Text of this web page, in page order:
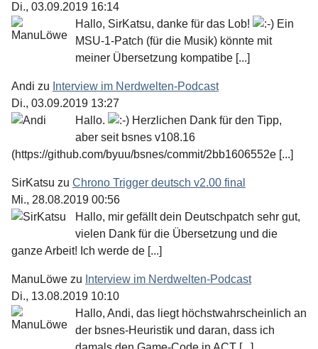
Di., 03.09.2019 16:14
Hallo, SirKatsu, danke für das Lob!
Ein
MSU-1-Patch (für die Musik) könnte mit
meiner Übersetzung kompatibe [...]
Andi zu Interview im Nerdwelten-Podcast
Di., 03.09.2019 13:27
Hallo.
Herzlichen Dank für den Tipp,
aber seit bsnes v108.16
(https://github.com/byuu/bsnes/commit/2bb1606552e [...]
SirKatsu zu Chrono Trigger deutsch v2.00 final
Mi., 28.08.2019 00:56
Hallo, mir gefällt dein Deutschpatch sehr gut,
vielen Dank für die Übersetzung und die
ganze Arbeit! Ich werde de [...]
ManuLöwe zu Interview im Nerdwelten-Podcast
Di., 13.08.2019 10:10
Hallo, Andi, das liegt höchstwahrscheinlich an
der bsnes-Heuristik und daran, dass ich